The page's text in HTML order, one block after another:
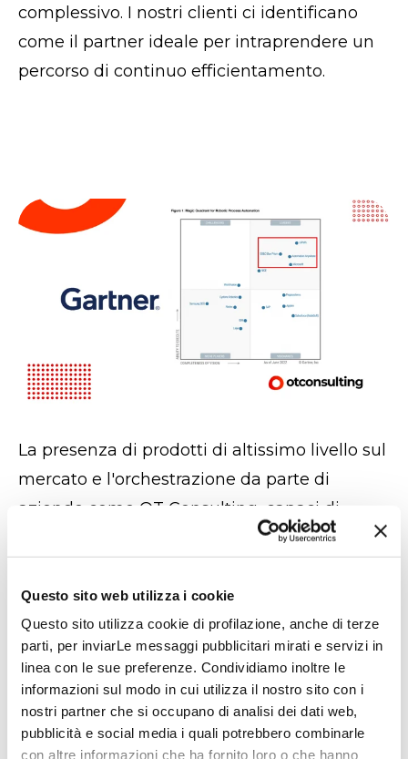
Questo sito web utilizza i cookie
Questo sito utilizza cookie di profilazione, anche di terze
parti, per inviarLe messaggi pubblicitari mirati e servizi in
linea con le sue preferenze. Condividiamo inoltre le
informazioni sul modo in cui utilizza il nostro sito con i
nostri partner che si occupano di analisi dei dati web,
pubblicità e social media i quali potrebbero combinarle
con altre informazioni che ha fornito loro o che hanno
complessivo. I nostri clienti ci identificano
come il partner ideale per intraprendere un
percorso di continuo efficientamento.
La presenza di prodotti di altissimo livello sul
mercato e l'orchestrazione da parte di
aziende come OT Consulting, capaci di
gestire al meglio queste risorse, ha fatto in
trasformasse il knowhow acquisito in enormi
benefici. Essere precursori e cercare la
collaborazione con le aziende che saranno
poi riconosciute leader nel loro settore è una
sfida che OT Consulting si pone come
costante stimolo per proporre ai propri clienti